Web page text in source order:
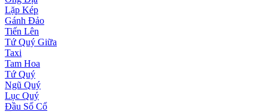
Lặp Kép
Gánh Đảo
Tiến Lên
Tứ Quý Giữa
Taxi
Tam Hoa
Tứ Quý
Ngũ Quý
Lục Quý
Đầu Số Cổ